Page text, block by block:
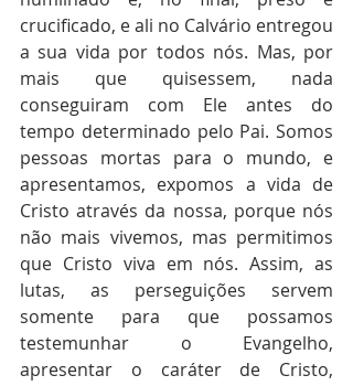
crucificado, e ali no Calvário entregou
a sua vida por todos nós. Mas, por
mais que quisessem, nada
conseguiram com Ele antes do
tempo determinado pelo Pai. Somos
pessoas mortas para o mundo, e
apresentamos, expomos a vida de
Cristo através da nossa, porque nós
não mais vivemos, mas permitimos
que Cristo viva em nós. Assim, as
lutas, as perseguições servem
somente para que possamos
testemunhar o Evangelho,
apresentar o caráter de Cristo,